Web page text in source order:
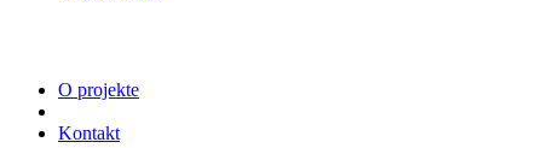
O projekte
Kontakt